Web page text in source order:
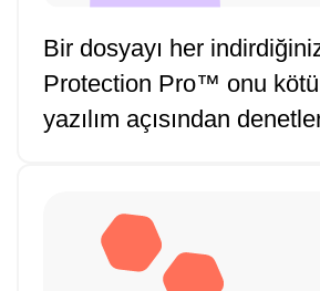
Bir dosyayı her
Protection Pro™ onu kötü
yazılım açısından